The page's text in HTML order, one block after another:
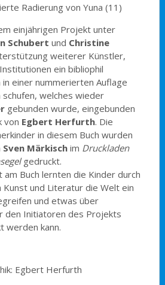
Radierung von Yuna (11)
einjährigen Projekt unter
Schubert und Christine
weiterer Künstler,
ein bibliophil
einer nummerierten Auflage
welches wieder
gebunden wurde, eingebunden
von Egbert Herfurth. Die
in diesem Buch wurden
Sven Märkischim Druckladen
gedruckt.
Buch lernten die Kinder durch
und Literatur die Welt ein
und etwas über
den Initiatoren des Projekts
werden kann.
Egbert Herfurth